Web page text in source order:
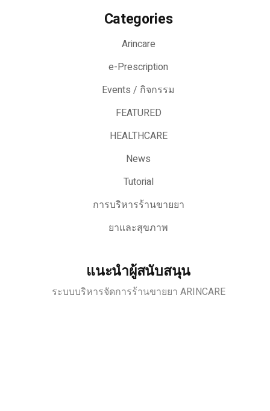
Categories
Arincare
e-Prescription
Events / กิจกรรม
FEATURED
HEALTHCARE
News
Tutorial
การบริหารร้านขายยา
ยาและสุขภาพ
แนะนำผู้สนับสนุน
ระบบบริหารจัดการร้านขายยา ARINCARE